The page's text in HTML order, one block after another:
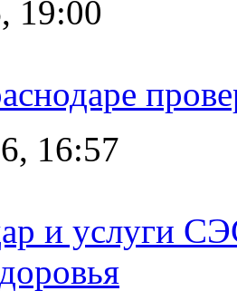
19:00
16:57
и услуги